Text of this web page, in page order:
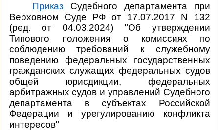
Приказ Судебного департамента при
Верховном Суде РФ от 17.07.2017 N 132
(ред. от 04.03.2024) "Об утверждении
Типового положения о комиссиях по
соблюдению требований к служебному
поведению федеральных государственных
гражданских служащих федеральных судов
общей юрисдикции, федеральных
арбитражных судов и управлений Судебного
департамента в субъектах Российской
Федерации и урегулированию конфликта
интересов"